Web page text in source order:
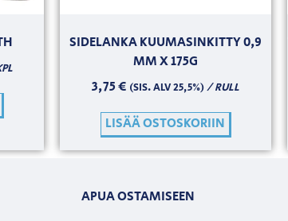
SIDELANKA KUUMASINKITTY 0,9
MM X 175G
3,75€ (SIS. ALV 25,5%)/ RULL
LISÄÄ OSTOSKORIIN
APUA OSTAMISEEN